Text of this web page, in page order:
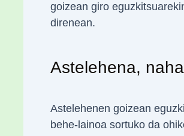
goizean giro
direnean.
Astelehena,
Astelehenen goizean
behe-lainoa sortuko da